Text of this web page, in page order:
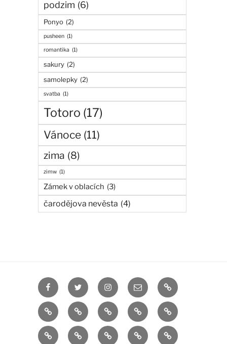
podzim (6)
Ponyo (2)
pusheen (1)
romantika (1)
sakury (2)
samolepky (2)
svatba (1)
Totoro (17)
Vánoce (11)
zima (8)
zimw (1)
Zámek v oblacích (3)
čarodějova nevěsta (4)
FacebookTwitter Instagram manga
anime
Cesta
do
fantazie
Zámek
v
oblacích
čarodějova
nevěsta
Elias
Chise japonskonálepky Totoro anime